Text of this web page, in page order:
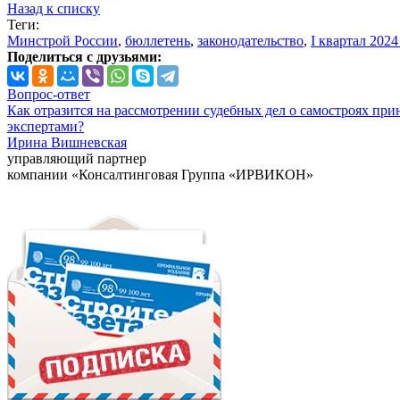
Назад к списку
Теги:
Минстрой России, бюллетень, законодательство, I квартал 2024
Поделиться с друзьями:
Вопрос-ответ
Как отразится на рассмотрении судебных дел о самостроях
экспертами?
Ирина Вишневская
управляющий партнер
компании «Консалтинговая Группа «ИРВИКОН»